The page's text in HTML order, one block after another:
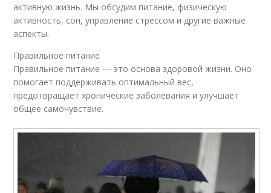
активную жизнь. Мы обсудим питание, физическую
активность, сон, управление стрессом и другие важные
аспекты.
Правильное питание
Правильное питание — это основа здоровой жизни. Оно
помогает поддерживать оптимальный вес,
предотвращает хронические заболевания и улучшает
общее самочувствие.